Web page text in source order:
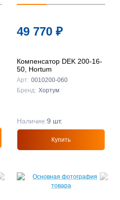
49 770 ₽
Компенсатор DEK 200-16-
50, Hortum
Арт: 0010200-060
Бренд: Хортум
Наличие:9 шт.
Купить